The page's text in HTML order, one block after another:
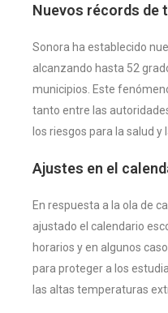
Nuevos récords de
Sonora ha establecido
alcanzando hasta 52
municipios. Este
tanto entre las
los riesgos para la salud
Ajustes en el
En respuesta a la ola de
ajustado el calendario
horarios y en algunos
para proteger a los
las altas temperaturas